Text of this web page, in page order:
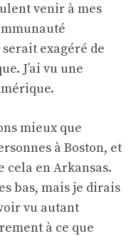
venir à mes
exagéré de
J’ai vu une
mieux que
à Boston, et
cela en Arkansas.
bas, mais je dirais
vu autant
à ce que